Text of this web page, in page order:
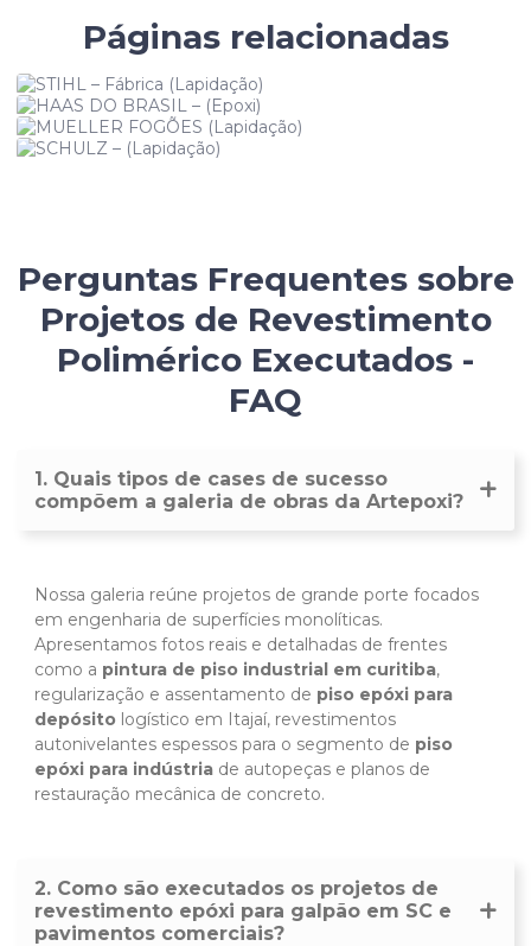
Páginas relacionadas
STIHL – Fábrica (Lapidação)
HAAS DO BRASIL – (Epoxi)
MUELLER FOGÕES (Lapidação)
SCHULZ – (Lapidação)
Perguntas Frequentes sobre
Projetos de Revestimento
Polimérico Executados -
FAQ
1. Quais tipos de cases de sucesso
compõem a galeria de obras da Artepoxi?
Nossa galeria reúne projetos de grande porte focados
em engenharia de superfícies monolíticas.
Apresentamos fotos reais e detalhadas de frentes
como a pintura de piso industrial em curitiba,
regularização e assentamento de piso epóxi para
depósito logístico em Itajaí, revestimentos
autonivelantes espessos para o segmento de piso
epóxi para indústria de autopeças e planos de
restauração mecânica de concreto.
2. Como são executados os projetos de
revestimento epóxi para galpão em SC e
pavimentos comerciais?